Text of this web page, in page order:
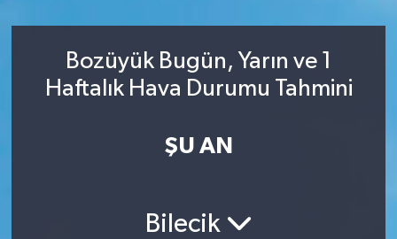
Bozüyük Bugün, Yarın ve 1
Haftalık Hava Durumu Tahmini
ŞU AN
Bilecik
Siyaset
Spor
Süper Lig Puan Durumu ve Fikstür
Tüm Manşetler